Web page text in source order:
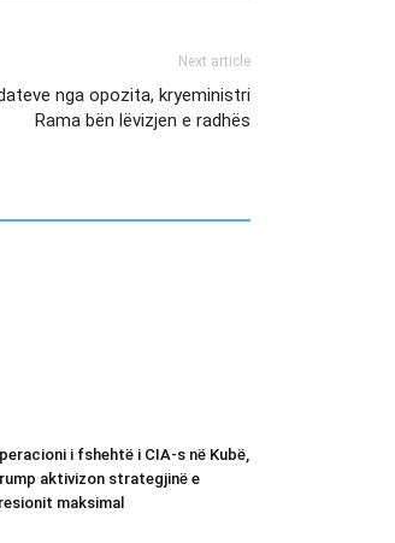
Next article
nga opozita, kryeministri
Rama bën lëvizjen e radhës
i fshehtë i CIA-s në Kubë,
aktivizon strategjinë e
maksimal